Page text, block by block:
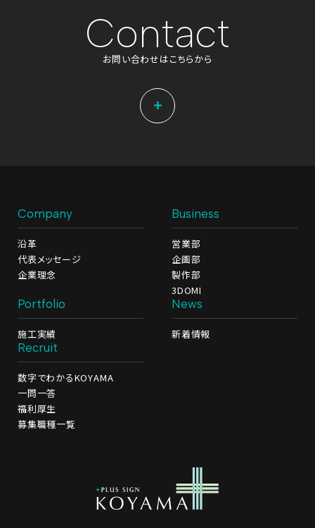
Contact
お問い合わせはこちらから
Company
沿革
代表メッセージ
企業理念
Business
営業部
企画部
製作部
3DOMI
Portfolio
施工実績
News
新着情報
Recruit
数字でわかるKOYAMA
一問一答
福利厚生
募集職種一覧